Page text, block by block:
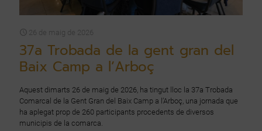
26 de maig de 2026
37a Trobada de la gent gran del
Baix Camp a l’Arboç
Aquest dimarts 26 de maig de 2026, ha tingut lloc la 37a Trobada
Comarcal de la Gent Gran del Baix Camp a l’Arboç, una jornada que
ha aplegat prop de 260 participants procedents de diversos
municipis de la comarca.